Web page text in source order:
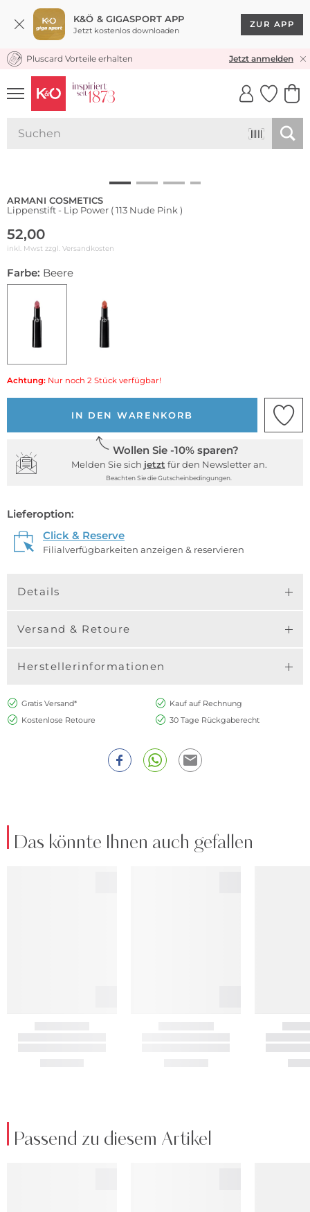
K&Ö & GIGASPORT APP
Jetzt kostenlos downloaden
ZUR APP
KOSTENLOSER VERSAND* & RÜCKVERSAND
Pluscard Vorteile erhalten Jetzt anmelden
UNSERE APP
CLICK &
ARMANI COSMETICS
Lippenstift - Lip Power ( 113 Nude Pink )
52,00
inkl. Mwst zzgl. Versandkosten
Farbe: Beere
Achtung: Nur noch 2 Stück verfügbar!
IN DEN WARENKORB
Wollen Sie -10% sparen?
Melden Sie sich jetzt für den Newsletter an.
Beachten Sie die Gutscheinbedingungen.
Lieferoption:
Click & Reserve
Filialverfügbarkeiten anzeigen & reservieren
Details
Versand & Retoure
Herstellerinformationen
Gratis Versand*
Kauf auf Rechnung
Kostenlose Retoure
30 Tage Rückgaberecht
Das könnte Ihnen auch gefallen
Passend zu diesem Artikel